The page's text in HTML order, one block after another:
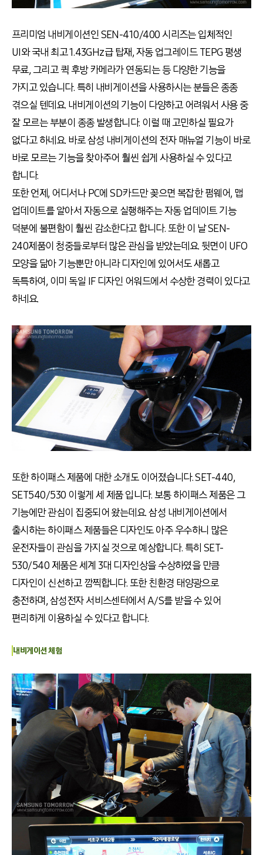
프리미엄 내비게이션인 SEN-410/400 시리즈는 입체적인
UI와 국내 최고 1.43GHz급 탑재, 자동 업그레이드 TEPG 평생
무료, 그리고 퀵 후방 카메라가 연동되는 등 다양한 기능을
가지고 있습니다. 특히 내비게이션을 사용하시는 분들은 종종
겪으실 텐데요. 내비게이션의 기능이 다양하고 어려워서 사용 중
잘 모르는 부분이 종종 발생합니다. 이럴 때 고민하실 필요가
없다고 하네요. 바로 삼성 내비게이션의 전자 매뉴얼 기능이 바로
바로 모르는 기능을 찾아주어 훨씬 쉽게 사용하실 수 있다고
합니다.
또한 언제, 어디서나 PC에 SD카드만 꽂으면 복잡한 펌웨어, 맵
업데이트를 알아서 자동으로 실행해주는 자동 업데이트 기능
덕분에 불편함이 훨씬 감소한다고 합니다. 또한 이 날 SEN-
240제품이 청중들로부터 많은 관심을 받았는데요. 뒷면이 UFO
모양을 닮아 기능뿐만 아니라 디자인에 있어서도 새롭고
독특하여, 이미 독일 IF 디자인 어워드에서 수상한 경력이 있다고
하네요.
또한 하이패스 제품에 대한 소개도 이어졌습니다. SET-440,
SET540/530 이렇게 세 제품 입니다. 보통 하이패스 제품은 그
기능에만 관심이 집중되어 왔는데요. 삼성 내비게이션에서
출시하는 하이패스 제품들은 디자인도 아주 우수하니 많은
운전자들이 관심을 가지실 것으로 예상합니다. 특히 SET-
530/540 제품은 세계 3대 디자인상을 수상하였을 만큼
디자인이 신선하고 깜찍합니다. 또한 친환경 태양광으로
충전하며, 삼성전자 서비스센터에서 A/S를 받을 수 있어
편리하게 이용하실 수 있다고 합니다.
내비게이션체험